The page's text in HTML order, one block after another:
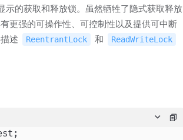
示的获取和释放锁。虽然牺牲了隐式获取释放
更强的可操作性、可控制性以及提供可中断
述
ReentrantLock 和 ReadWriteLock